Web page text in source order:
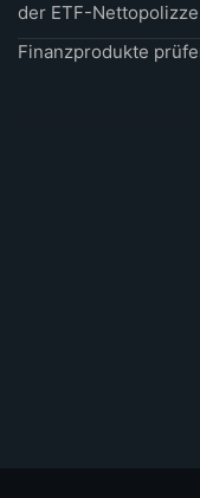
der ETF-Nettopolizze
Finanzprodukte